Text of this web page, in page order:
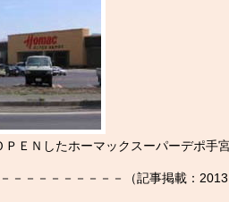
ＰＥＮしたホーマックスーパーデポ手
－－－－－－－－－（記事掲載：